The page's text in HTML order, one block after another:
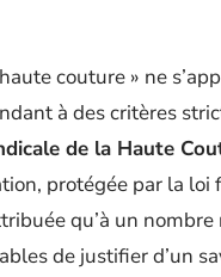
couture » ne
à des critères
de la Haute
protégée par la loi
qu’à un
de justifier d’un